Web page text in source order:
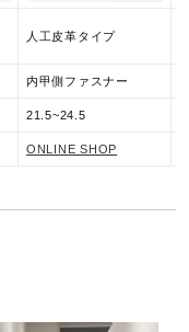
人工皮革タイプ
内甲側ファスナー
21.5~24.5
ONLINE SHOP